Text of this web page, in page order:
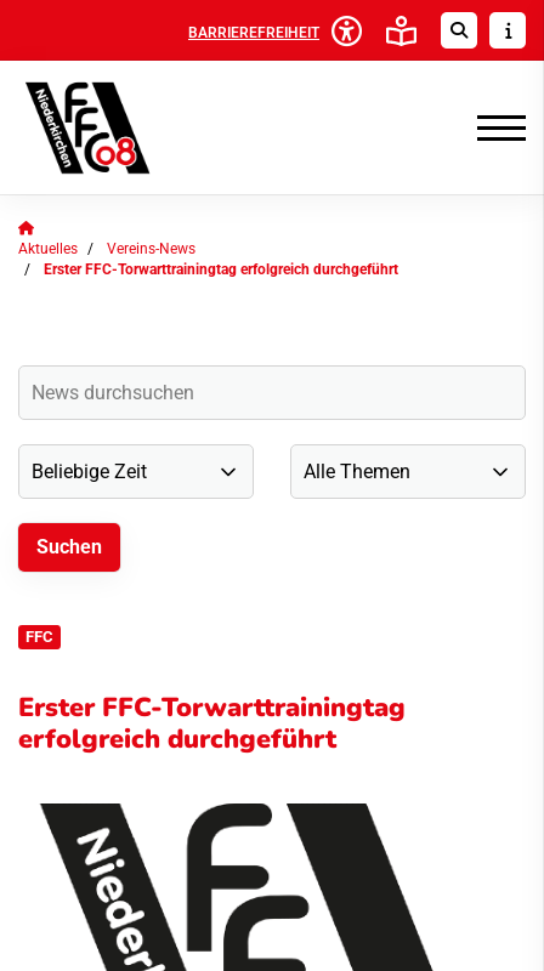
BARRIEREFREIHEIT
Aktuelles
Vereins-News
Erster FFC-Torwarttrainingtag erfolgreich durchgeführt
FFC
Erster FFC-Torwarttrainingtag
erfolgreich durchgeführt